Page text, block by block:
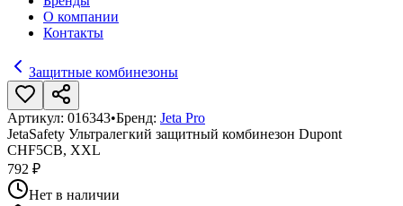
О компании
Контакты
Защитные комбинезоны
Артикул: 016343•Бренд: Jeta Pro
JetaSafety Ультралегкий защитный комбинезон Dupont
CHF5CB, XXL
792 ₽
Нет в наличии